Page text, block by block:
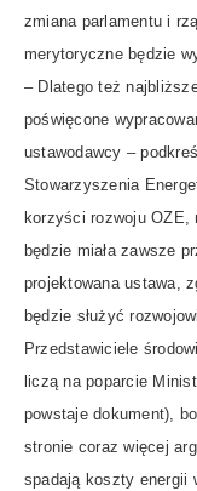
zmiana parlamentu i
merytoryczne będzie
– Dlatego też
poświęcone
ustawodawcy –
Stowarzyszenia
korzyści rozwoju OZE,
będzie miała zawsze
projektowana ustawa,
będzie służyć
Przedstawiciele
liczą na poparcie
powstaje dokument),
stronie coraz więcej
spadają koszty energii